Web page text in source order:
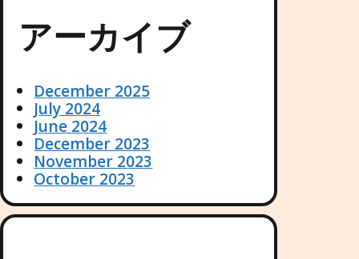
アーカイブ
December 2025
July 2024
June 2024
December 2023
November 2023
October 2023